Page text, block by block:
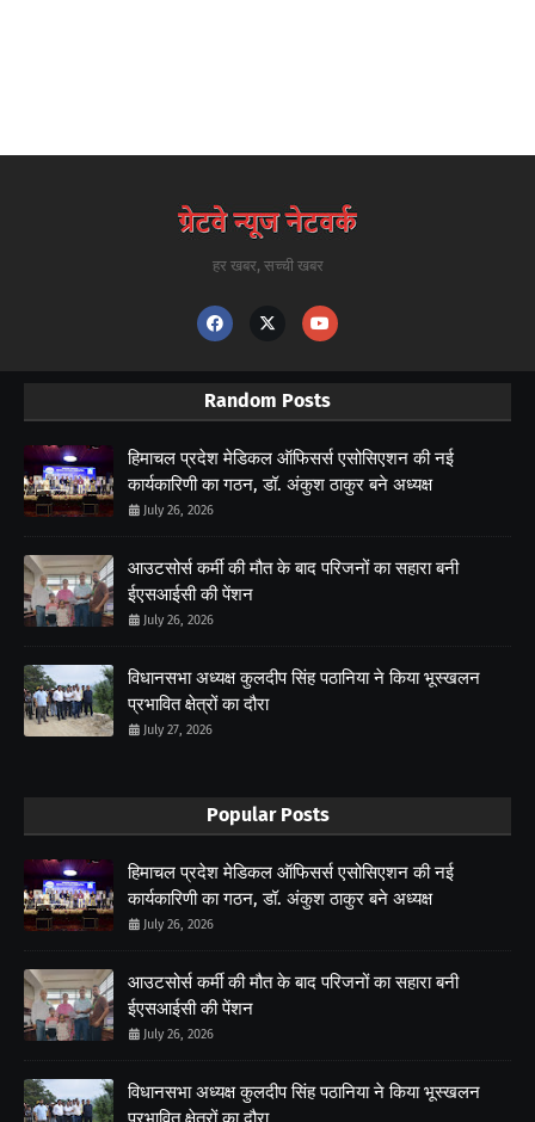
हर खबर, सच्ची खबर
Random Posts
हिमाचल प्रदेश मेडिकल ऑफिसर्स एसोसिएशन की नई
कार्यकारिणी का गठन, डॉ. अंकुश ठाकुर बने अध्यक्ष
July 26, 2026
आउटसोर्स कर्मी की मौत के बाद परिजनों का सहारा बनी
ईएसआईसी की पेंशन
July 26, 2026
विधानसभा अध्यक्ष कुलदीप सिंह पठानिया ने किया भूस्खलन
प्रभावित क्षेत्रों का दौरा
July 27, 2026
Popular Posts
हिमाचल प्रदेश मेडिकल ऑफिसर्स एसोसिएशन की नई
कार्यकारिणी का गठन, डॉ. अंकुश ठाकुर बने अध्यक्ष
July 26, 2026
आउटसोर्स कर्मी की मौत के बाद परिजनों का सहारा बनी
ईएसआईसी की पेंशन
July 26, 2026
विधानसभा अध्यक्ष कुलदीप सिंह पठानिया ने किया भूस्खलन